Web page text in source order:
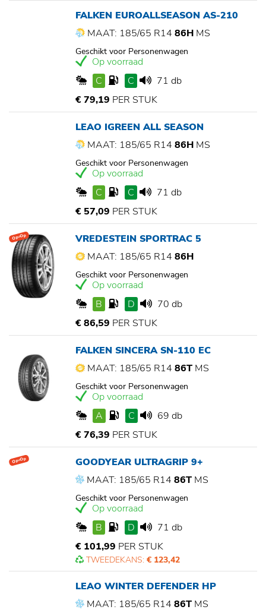
FALKEN EUROALLSEASON AS-210
MAAT: 185/65 R14 86H MS
Geschikt voor Personenwagen
Op voorraad
C
C
71 db
€ 79,19 PER STUK
LEAO IGREEN ALL SEASON
MAAT: 185/65 R14 86H MS
Geschikt voor Personenwagen
Op voorraad
C
C
71 db
€ 57,09 PER STUK
Op=Op
VREDESTEIN SPORTRAC 5
MAAT: 185/65 R14 86H
Geschikt voor Personenwagen
Op voorraad
B
D
70 db
€ 86,59 PER STUK
FALKEN SINCERA SN-110 EC
MAAT: 185/65 R14 86T MS
Geschikt voor Personenwagen
Op voorraad
A
C
69 db
€ 76,39 PER STUK
Op=Op
GOODYEAR ULTRAGRIP 9+
MAAT: 185/65 R14 86T MS
Geschikt voor Personenwagen
Op voorraad
B
D
71 db
€ 101,99 PER STUK
TWEEDEKANS: € 123,42
LEAO WINTER DEFENDER HP
MAAT: 185/65 R14 86T MS